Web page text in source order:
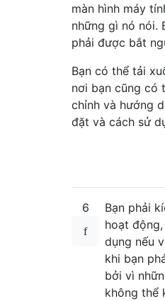
màn hình máy
những gì nó nói.
phải được bắt
Bạn có thể tải
nơi bạn cũng có
chỉnh và hướng
đặt và cách sử
6
Bạn phải
hoạt
dụng nếu
khi bạn
bởi vì
không thể